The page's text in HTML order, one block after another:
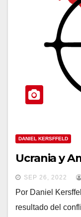
DANIEL KERSFFELD
Ucrania y
SEP 26, 2022
Por Daniel
resultado del